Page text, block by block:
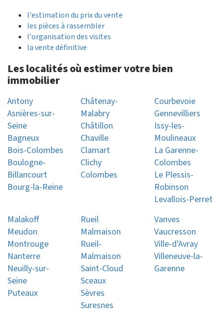
l'estimation du prix du vente
les pièces à rassembler
l'organisation des visites
la vente définitive
Les localités où estimer votre bien
immobilier
Antony
Asnières-sur-
Seine
Bagneux
Bois-Colombes
Boulogne-
Billancourt
Bourg-la-Reine
Châtenay-
Malabry
Châtillon
Chaville
Clamart
Clichy
Colombes
Courbevoie
Gennevilliers
Issy-les-
Moulineaux
La Garenne-
Colombes
Le Plessis-
Robinson
Levallois-Perret
Malakoff
Meudon
Montrouge
Nanterre
Neuilly-sur-
Seine
Puteaux
Rueil
Malmaison
Rueil-
Malmaison
Saint-Cloud
Sceaux
Sèvres
Suresnes
Vanves
Vaucresson
Ville-d'Avray
Villeneuve-la-
Garenne